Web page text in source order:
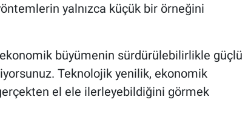
yalnızca küçük bir örneğini
büyümenin sürdürülebilirlikle güçlü
Teknolojik yenilik, ekonomik
el ele ilerleyebildiğini görmek